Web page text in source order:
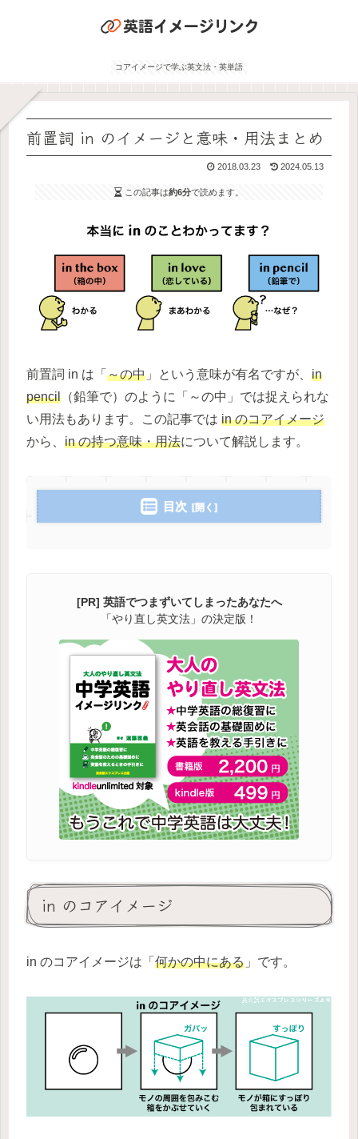
コアイメージで学ぶ英文法・英単語
前置詞 in のイメージと意味・用法まとめ
2018.03.23 2024.05.13
この記事は約6分で読めます。
前置詞 in は「 ～の中 」という意味が有名ですが、 in
pencil （鉛筆で）のように「～の中」では捉えられな
い用法もあります。この記事では in のコアイメージ
から、 in の持つ意味・用法について解説します。
目次
[PR] 英語でつまずいてしまったあなたへ
「やり直し英文法」の決定版！
in のコアイメージ
in のコアイメージは「 何かの中にある 」です。